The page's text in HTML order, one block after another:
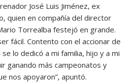
José Luis Jiménez, ex
quien en compañía del director
Torrealba festejó en grande.
fácil. Contento con el accionar de
lo dedicó a mi familia, hijo y a mi
ganando más campeonatos y
nos apoyaron”, apuntó.